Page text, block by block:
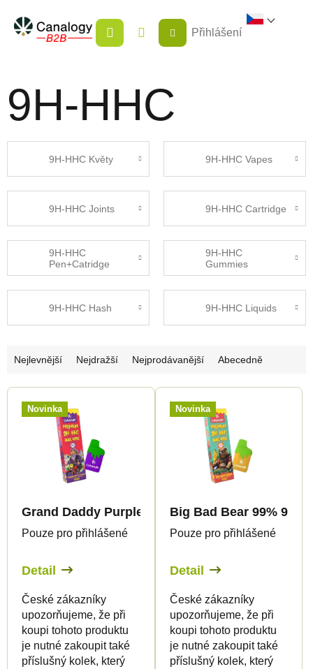
obsah
NÁKUPNÍ
KOŠÍK
Přihlášení
9H-HHC
9H-HHC Květy 9H-HHC Vapes
9H-HHC Joints 9H-HHC Cartridge
9H-HHC
Pen+Catridge
9H-HHC
Gummies
9H-HHC Hash 9H-HHC Liquids
Ř
z
Nejlevnější Nejdražší Nejprodávanější Abecedně
V
Novinka
Grand Daddy Purple 99% 9H-HHC - XXL Vape -
Pouze pro přihlášené
Detail
České zákazníky
upozorňujeme, že při
koupi tohoto produktu
je nutné zakoupit také
příslušný kolek, který
Novinka
Big Bad Bear 99% 9H-
Pouze pro přihlášené
Detail
České zákazníky
upozorňujeme, že při
koupi tohoto produktu
je nutné zakoupit také
příslušný kolek, který